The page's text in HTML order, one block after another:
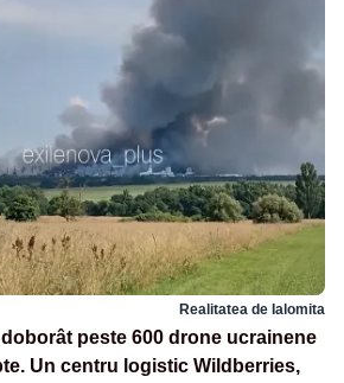
Realitatea de Ialomita
peste 600 drone ucrainene
Un centru logistic Wildberries,